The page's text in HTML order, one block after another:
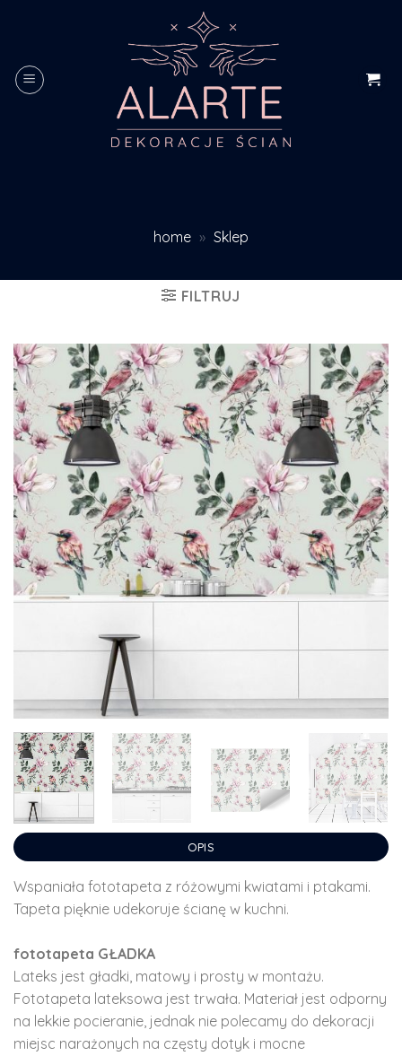
home » Sklep
FILTRUJ
OPIS
Wspaniała fototapeta z różowymi kwiatami i ptakami.
Tapeta pięknie udekoruje ścianę w kuchni.
fototapeta GŁADKA
Lateks jest gładki, matowy i prosty w montażu.
Fototapeta lateksowa jest trwała. Materiał jest odporny
na lekkie pocieranie, jednak nie polecamy do dekoracji
miejsc narażonych na częsty dotyk i mocne